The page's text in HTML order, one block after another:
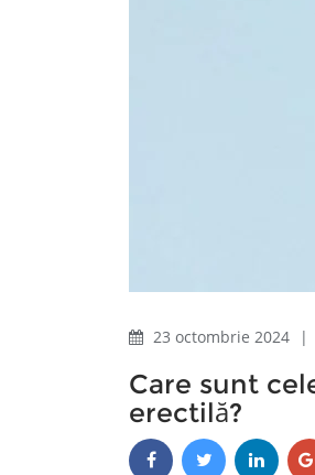
23 octombrie 2024 |
Care sunt
erectilă?